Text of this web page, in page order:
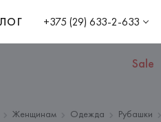
+375 (29) 633-2-633
Sale
Женщинам Одежда Рубашки